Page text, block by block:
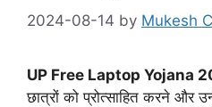
2024-08-14 by Mukesh
UP Free Laptop Yojana
छात्रों को प्रोत्साहित करने और